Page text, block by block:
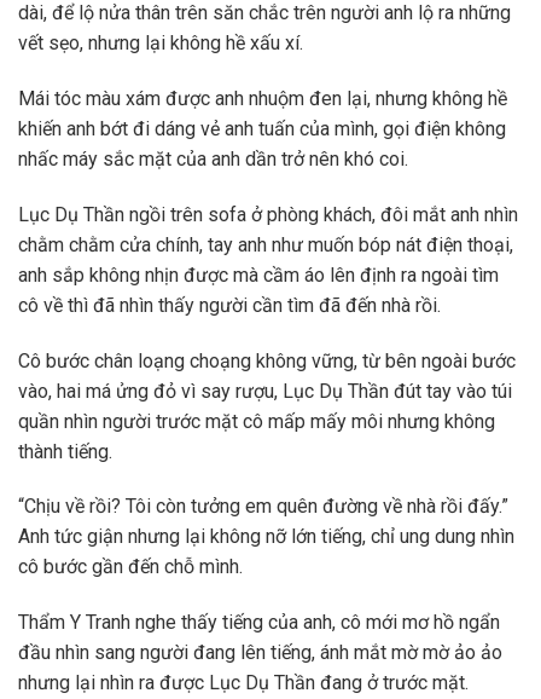
dài, để lộ nửa thân trên săn chắc trên người anh lộ ra những
vết sẹo, nhưng lại không hề xấu xí.
Mái tóc màu xám được anh nhuộm đen lại, nhưng không hề
khiến anh bớt đi dáng vẻ anh tuấn của mình, gọi điện không
nhấc máy sắc mặt của anh dần trở nên khó coi.
Lục Dụ Thần ngồi trên sofa ở phòng khách, đôi mắt anh nhìn
chằm chằm cửa chính, tay anh như muốn bóp nát điện thoại,
anh sắp không nhịn được mà cầm áo lên định ra ngoài tìm
cô về thì đã nhìn thấy người cần tìm đã đến nhà rồi.
Cô bước chân loạng choạng không vững, từ bên ngoài bước
vào, hai má ửng đỏ vì say rượu, Lục Dụ Thần đút tay vào túi
quần nhìn người trước mặt cô mấp mấy môi nhưng không
thành tiếng.
“Chịu về rồi? Tôi còn tưởng em quên đường về nhà rồi đấy.”
Anh tức giận nhưng lại không nỡ lớn tiếng, chỉ ung dung nhìn
cô bước gần đến chỗ mình.
Thẩm Y Tranh nghe thấy tiếng của anh, cô mới mơ hồ ngẩn
đầu nhìn sang người đang lên tiếng, ánh mắt mờ mờ ảo ảo
nhưng lại nhìn ra được Lục Dụ Thần đang ở trước mặt.